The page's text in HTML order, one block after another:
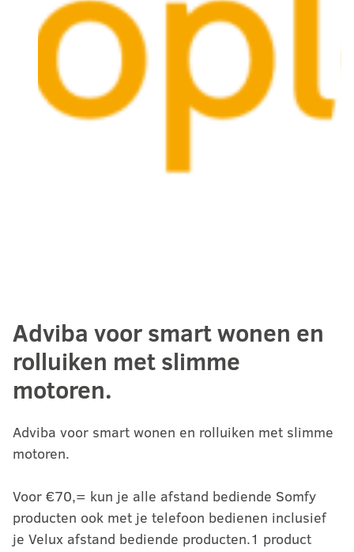
Adviba voor smart wonen en
rolluiken met slimme
motoren.
Adviba voor smart wonen en rolluiken met slimme
motoren.
Voor €70,= kun je alle afstand bediende Somfy
producten ook met je telefoon bedienen inclusief
je Velux afstand bediende producten.1 product